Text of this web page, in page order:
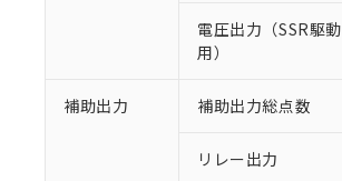
電圧出力（SSR駆動
用）
補助出力 補助出力総点数
リレー出力